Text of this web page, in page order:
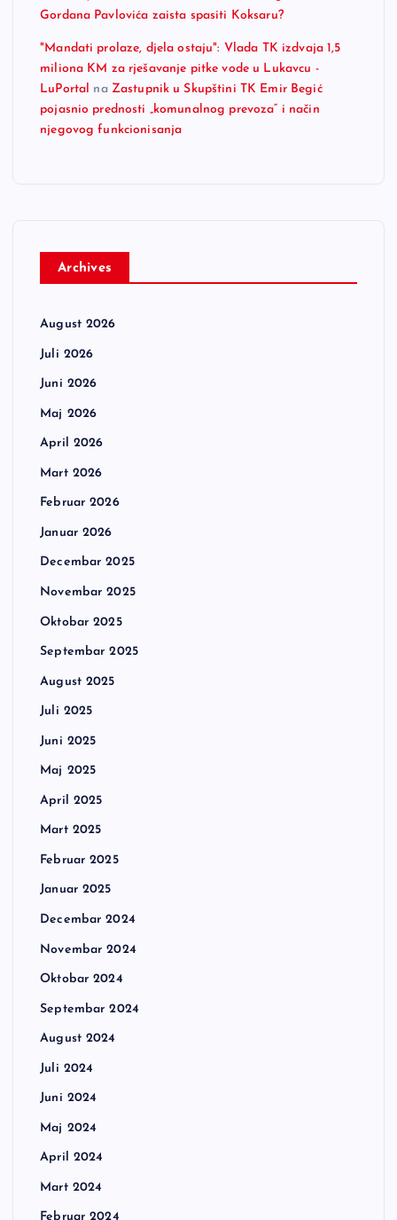
Gordana Pavlovića zaista spasiti Koksaru?
"Mandati prolaze, djela ostaju": Vlada TK izdvaja 1,5
miliona KM za rješavanje pitke vode u Lukavcu -
LuPortal na Zastupnik u Skupštini TK Emir Begić
pojasnio prednosti „komunalnog prevoza“ i način
njegovog funkcionisanja
Archives
August 2026
Juli 2026
Juni 2026
Maj 2026
April 2026
Mart 2026
Februar 2026
Januar 2026
Decembar 2025
Novembar 2025
Oktobar 2025
Septembar 2025
August 2025
Juli 2025
Juni 2025
Maj 2025
April 2025
Mart 2025
Februar 2025
Januar 2025
Decembar 2024
Novembar 2024
Oktobar 2024
Septembar 2024
August 2024
Juli 2024
Juni 2024
Maj 2024
April 2024
Mart 2024
Februar 2024